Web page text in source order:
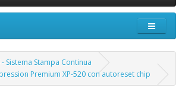
- Sistema Stampa Continua
Premium XP-520 con autoreset chip